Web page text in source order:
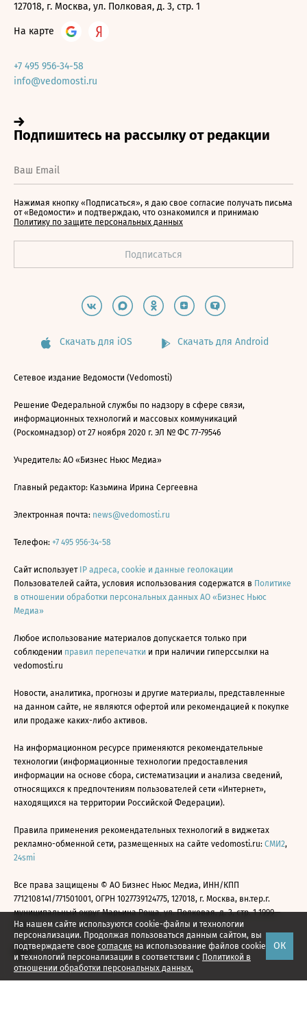
На нашем сайте используются cookie-файлы и технологии
персонализации. Продолжая пользоваться данным сайтом, вы
подтверждаете свое согласие на использование файлов cookie
и технологий персонализации в соответствии с Политикой в
отношении обработки персональных данных.
ОК
127018, г. Москва, ул. Полковая, д. 3, стр. 1
На карте
+7 495 956-34-58
info@vedomosti.ru
Нажимая кнопку «Подписаться», я даю свое согласие получать письма
от «Ведомости» и подтверждаю, что ознакомился и принимаю
Политику по защите персональных данных
Скачать для iOS Скачать для Android
Сетевое издание Ведомости (Vedomosti)
Решение Федеральной службы по надзору в сфере связи,
информационных технологий и массовых коммуникаций
(Роскомнадзор) от 27 ноября 2020 г. ЭЛ № ФС 77-79546
Учредитель: АО «Бизнес Ньюс Медиа»
Главный редактор: Казьмина Ирина Сергеевна
Электронная почта: news@vedomosti.ru
Телефон: +7 495 956-34-58
Сайт использует IP адреса, cookie и данные геолокации
Пользователей сайта, условия использования содержатся в Политике
в отношении обработки персональных данных АО «Бизнес Ньюс
Медиа»
Любое использование материалов допускается только при
соблюдении правил перепечатки и при наличии гиперссылки на
vedomosti.ru
Новости, аналитика, прогнозы и другие материалы, представленные
на данном сайте, не являются офертой или рекомендацией к покупке
или продаже каких-либо активов.
На информационном ресурсе применяются рекомендательные
технологии (информационные технологии предоставления
информации на основе сбора, систематизации и анализа сведений,
относящихся к предпочтениям пользователей сети «Интернет»,
находящихся на территории Российской Федерации).
Правила применения рекомендательных технологий в виджетах
рекламно-обменной сети, размещенных на сайте vedomosti.ru: СМИ2,
24smi
Все права защищены © АО Бизнес Ньюс Медиа, ИНН/КПП
7712108141/771501001, ОГРН 1027739124775, 127018, г. Москва, вн.тер.г.
муниципальный округ Марьина Роща, ул. Полковая, д. 3, стр. 1 1999—
2026